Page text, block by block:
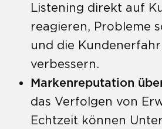
Listening direkt auf
reagieren, Probleme
und die
verbessern.
Markenreputation
das Verfolgen von
Echtzeit können